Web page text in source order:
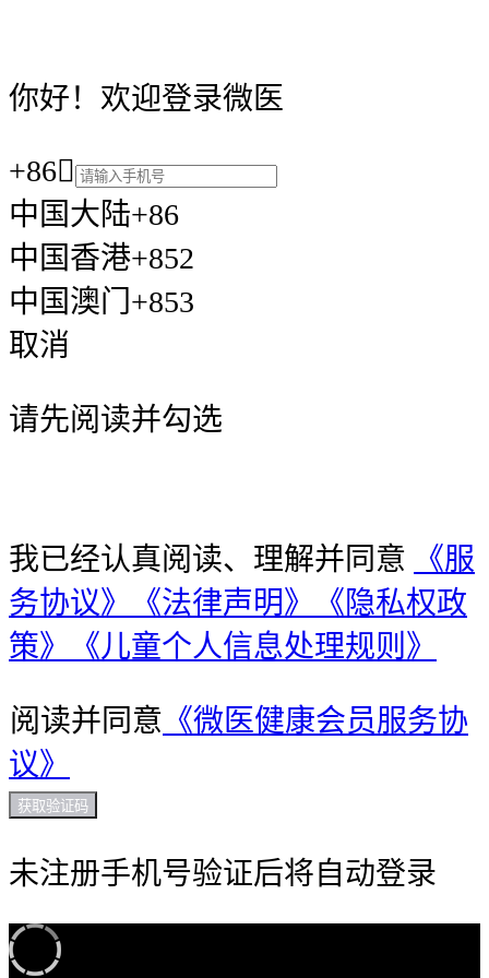
你好！欢迎登录微医
+86
中国大陆+86
中国香港+852
中国澳门+853
取消
请先阅读并勾选
我已经认真阅读、理解并同意
《服
务协议》
《法律声明》
《隐私权政
策》
《儿童个人信息处理规则》
阅读并同意 《微医健康会员服务协
议》
获取验证码
未注册手机号验证后将自动登录